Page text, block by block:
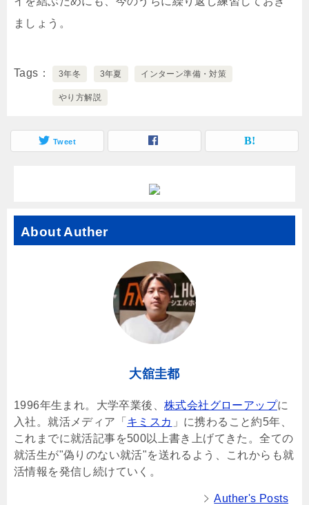
ましょう。
Tags 3年冬 3年夏 インターン準備・対策
やり方解説
Tweet
About Auther
大舘圭都
1996年生まれ。大学卒業後、 株式会社グローアップに
入社。就活メディア「 キミスカ 」に携わること約5年、
これまでに就活記事を500以上書き上げてきた。全ての
就活生が"偽りのない就活"を送れるよう、これからも就
活情報を発信し続けていく。
Auther's Posts